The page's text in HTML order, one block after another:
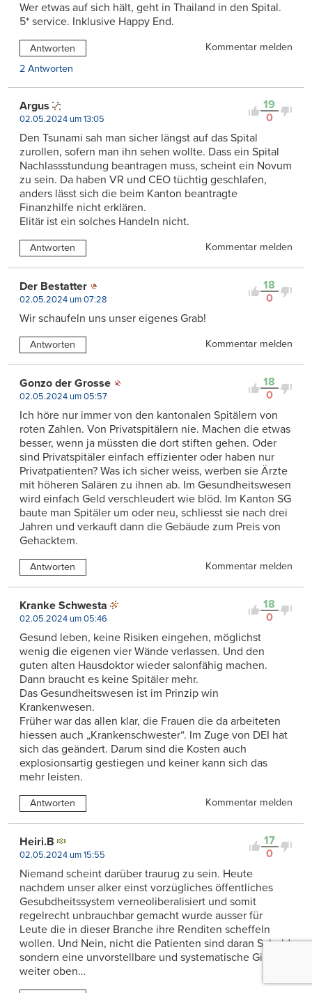
Wer etwas auf sich hält, geht in Thailand in den Spital.
5* service. Inklusive Happy End.
Antworten
Kommentar melden
2 Antworten
19
0
Argus
02.05.2024 um 13:05
Den Tsunami sah man sicher längst auf das Spital
zurollen, sofern man ihn sehen wollte. Dass ein Spital
Nachlassstundung beantragen muss, scheint ein Novum
zu sein. Da haben VR und CEO tüchtig geschlafen,
anders lässt sich die beim Kanton beantragte
Finanzhilfe nicht erklären.
Elitär ist ein solches Handeln nicht.
Antworten Kommentar melden
18
0
Der Bestatter
02.05.2024 um 07:28
Wir schaufeln uns unser eigenes Grab!
Antworten Kommentar melden
18
0
Gonzo der Grosse
02.05.2024 um 05:57
Ich höre nur immer von den kantonalen Spitälern von
roten Zahlen. Von Privatspitälern nie. Machen die etwas
besser, wenn ja müssten die dort stiften gehen. Oder
sind Privatspitäler einfach effizienter oder haben nur
Privatpatienten? Was ich sicher weiss, werben sie Ärzte
mit höheren Salären zu ihnen ab. Im Gesundheitswesen
wird einfach Geld verschleudert wie blöd. Im Kanton SG
baute man Spitäler um oder neu, schliesst sie nach drei
Jahren und verkauft dann die Gebäude zum Preis von
Gehacktem.
Antworten Kommentar melden
18
0
Kranke Schwesta
02.05.2024 um 05:46
Gesund leben, keine Risiken eingehen, möglichst
wenig die eigenen vier Wände verlassen. Und den
guten alten Hausdoktor wieder salonfähig machen.
Dann braucht es keine Spitäler mehr.
Das Gesundheitswesen ist im Prinzip win
Krankenwesen.
Früher war das allen klar, die Frauen die da arbeiteten
hiessen auch „Krankenschwester“. Im Zuge von DEI hat
sich das geändert. Darum sind die Kosten auch
explosionsartig gestiegen und keiner kann sich das
mehr leisten.
Antworten Kommentar melden
17
0
Heiri.B
02.05.2024 um 15:55
Niemand scheint darüber traurug zu sein. Heute
nachdem unser alker einst vorzügliches öffentliches
Gesubdheitssystem verneoliberalisiert und somit
regelrecht unbrauchbar gemacht wurde ausser für
Leute die in dieser Branche ihre Renditen scheffeln
wollen. Und Nein, nicht die Patienten sind daran Schuld
sondern eine unvorstellbare und systematische Gier
weiter oben…